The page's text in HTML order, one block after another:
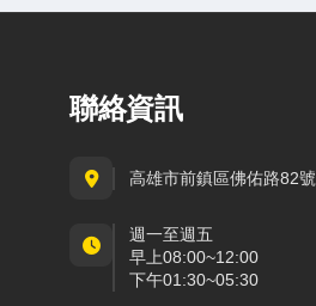
聯絡資訊
高雄市前鎮區佛佑路82號
週一至週五
早上08:00~12:00
下午01:30~05:30